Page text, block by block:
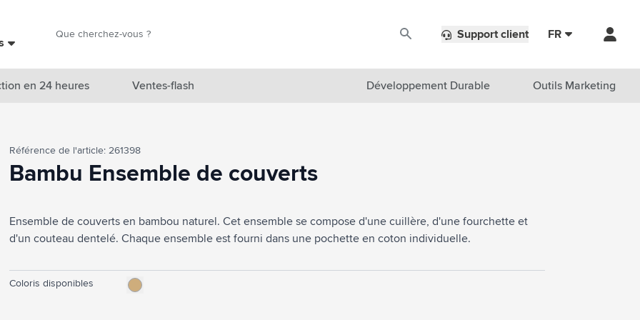
Marques
Accessoires boissons
Sacs & Voyage
Cuisiner & Vivre
Produits de soin
Support client FR
en 24 heures Ventes-flash Développement Durable Outils Marketing
Référence de l'article: 261398
Bambu Ensemble de couverts
Ensemble de couverts en bambou naturel. Cet ensemble se compose d'une cuillère, d'une fourchette et
d'un couteau dentelé. Chaque ensemble est fourni dans une pochette en coton individuelle.
Coloris disponibles